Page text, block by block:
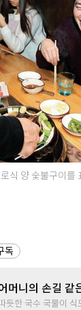
식 양 숯불구이를
독
머니의 손길 같
듯한 국수 국물이